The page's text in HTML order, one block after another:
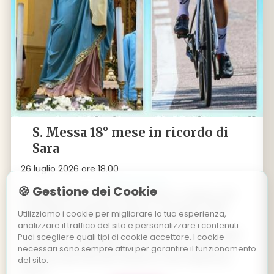
S. Messa 18° mese in ricordo di
Sara
26 luglio 2026 ore 18.00
26 luglio 2025 ore 18.00 Palù di Giovo: S. Messa a 18
mesi dalla scomparsa di Sara, in occasione della
Sagra Patronale della Madonna del Carmelo.
Domenica 26 luglio alle ore 18.00, in occasione della
tradizionale Sagra della patrona di Palù di Giovo, la
Madonna del Carmelo (insieme a San Valentino),
🍪 Gestione dei Cookie
Utilizziamo i cookie per migliorare la tua esperienza,
analizzare il traffico del sito e personalizzare i contenuti.
Puoi scegliere quali tipi di cookie accettare. I cookie
necessari sono sempre attivi per garantire il funzionamento
del sito.